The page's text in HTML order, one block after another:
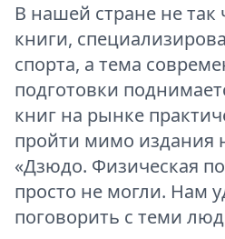
В нашей стране не так
книги,
спорта, а тема
подготовки
книг на рынке
пройти мимо издания
«Дзюдо. Физическая
просто не могли. Нам
поговорить с теми